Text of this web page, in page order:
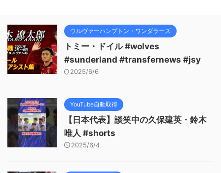
ウルヴァーハンプトン・ワンダラーズ
トミー・ドイル #wolves
#sunderland #transfernews #jsy
2025/6/6
YouTube自動取得
【日本代表】談笑中の久保建英・鈴木
唯人 #shorts
2025/6/4